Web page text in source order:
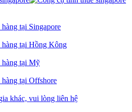
khác, vui lòng liên hệ